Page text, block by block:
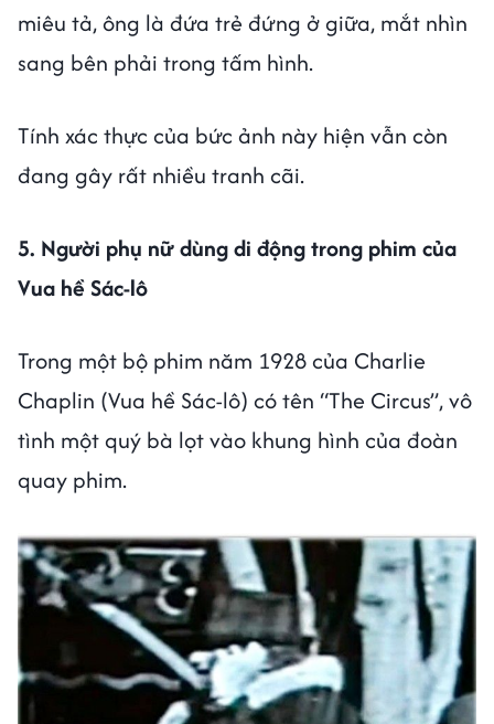
miêu tả, ông là đứa trẻ đứng ở giữa, mắt nhìn
sang bên phải trong tấm hình.
Tính xác thực của bức ảnh này hiện vẫn còn
đang gây rất nhiều tranh cãi.
5. Người phụ nữ dùng di động trong phim của
Vua hề Sác-lô
Trong một bộ phim năm 1928 của Charlie
Chaplin (Vua hề Sác-lô) có tên “The Circus”, vô
tình một quý bà lọt vào khung hình của đoàn
quay phim.